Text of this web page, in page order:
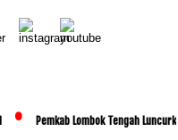
Pemkab Lombok Tengah